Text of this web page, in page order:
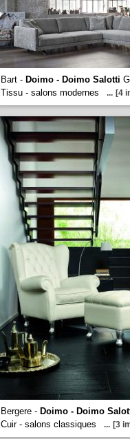
Bart - Doimo - Doimo Salotti
Tissu - salons modernes
... [4
Bergere - Doimo - Doimo
Cuir - salons classiques
... [3